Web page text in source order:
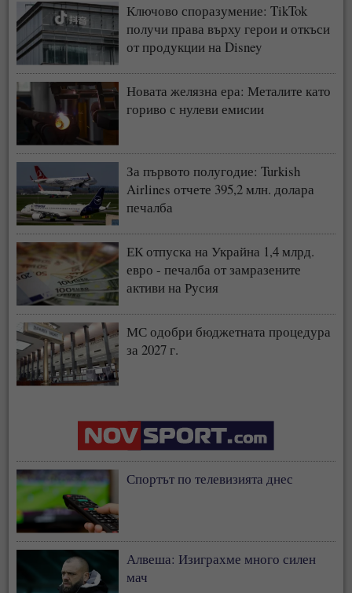
Ключово споразумение: TikTok
получи права върху герои и откъси
от продукции на Disney
Новата желязна ера: Металите като
гориво с нулеви емисии
За първото полугодие: Turkish
Airlines отчете 395,2 млн. долара
печалба
ЕК отпуска на Украйна 1,4 млрд.
евро - печалба от замразените
активи на Русия
МС одобри бюджетната процедура
за 2027 г.
Спортът по телевизията днес
Алвеша: Изиграхме много силен
мач